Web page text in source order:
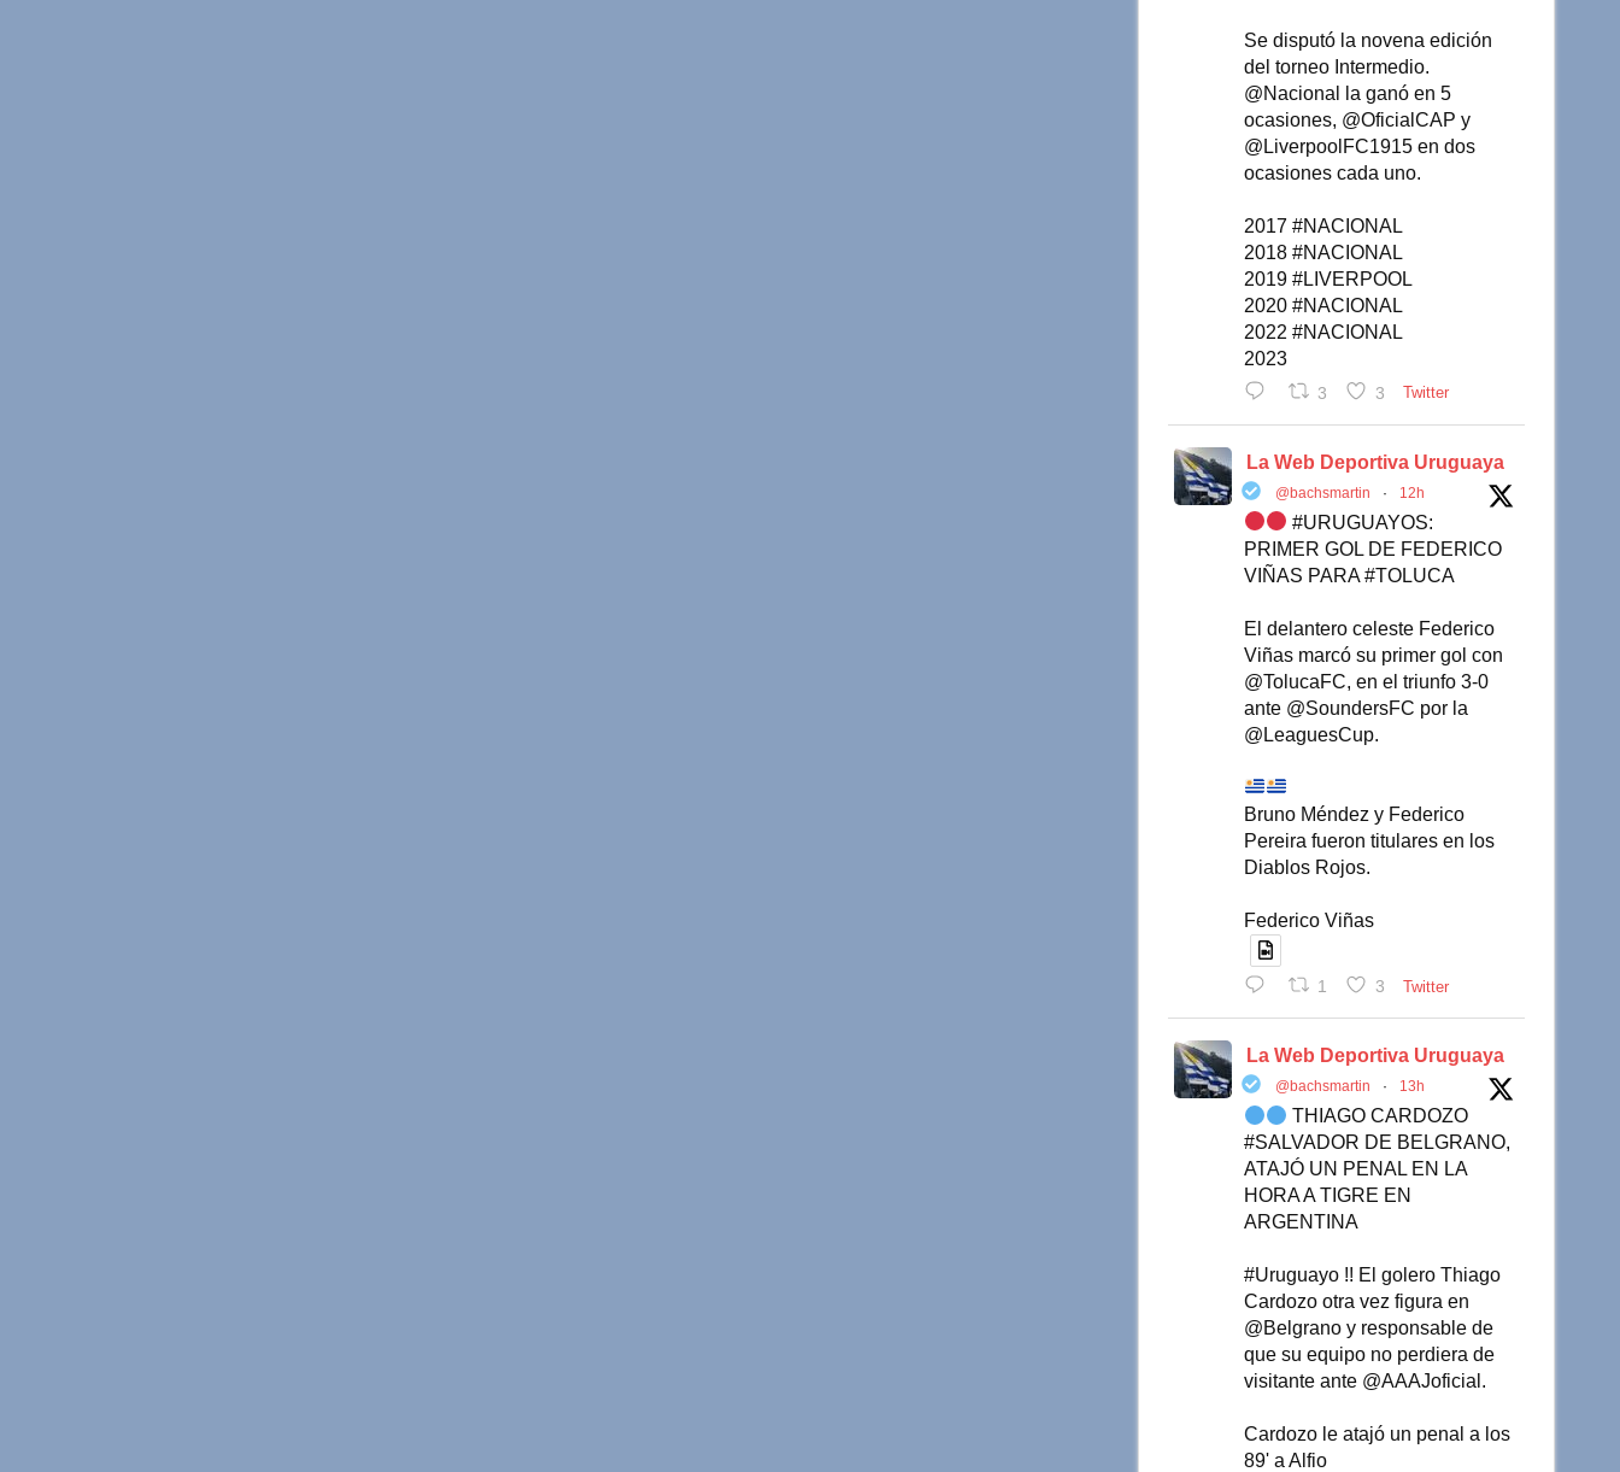
Se disputó la novena edición
del torneo Intermedio.
@Nacional la ganó en 5
ocasiones, @OficialCAP y
@LiverpoolFC1915 en dos
ocasiones cada uno.
2017 #NACIONAL
2018 #NACIONAL
2019 #LIVERPOOL
2020 #NACIONAL
2022 #NACIONAL
2023
3 3 Twitter
La Web Deportiva Uruguaya
@bachsmartin · 12h
#URUGUAYOS:
PRIMER GOL DE FEDERICO
VIÑAS PARA #TOLUCA
El delantero celeste Federico
Viñas marcó su primer gol con
@TolucaFC, en el triunfo 3-0
ante @SoundersFC por la
@LeaguesCup.
Bruno Méndez y Federico
Pereira fueron titulares en los
Diablos Rojos.
Federico Viñas
1 3 Twitter
La Web Deportiva Uruguaya
@bachsmartin · 13h
THIAGO CARDOZO
#SALVADOR DE BELGRANO,
ATAJÓ UN PENAL EN LA
HORA A TIGRE EN
ARGENTINA
#Uruguayo !! El golero Thiago
Cardozo otra vez figura en
@Belgrano y responsable de
que su equipo no perdiera de
visitante ante @AAAJoficial.
Cardozo le atajó un penal a los
89' a Alfio